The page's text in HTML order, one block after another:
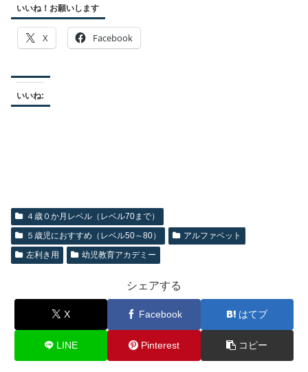
いいね！お願いします
X Facebook
いいね:
４歳０か月レベル（レベル70まで）
５歳児におすすめ（レベル50～80）
アルファベット
左利き用
幼児教育アカデミー
シェアする
X Facebook はてブ
LINE Pinterest コピー